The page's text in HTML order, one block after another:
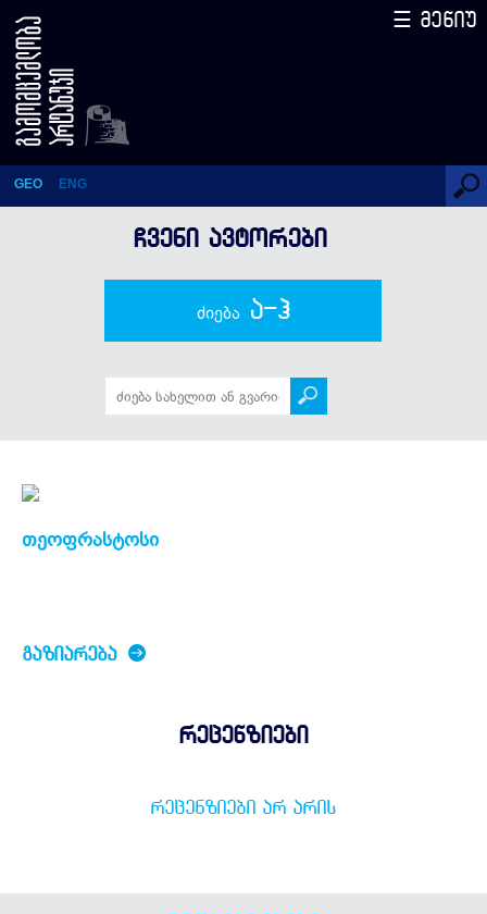
თეოფრასტოსი
GEO ENG
☰ მენიუ
ᲩᲕᲔᲜᲘ ᲐᲕᲢᲝᲠᲔᲑᲘ
ძიება ა-ჰ
თეოფრასტოსი
ᲒᲐᲖᲘᲐᲠᲔᲑᲐ
რეცენზიები
ᲠᲔᲪᲔᲜᲖᲘᲔᲑᲘ ᲐᲠ ᲐᲠᲘᲡ